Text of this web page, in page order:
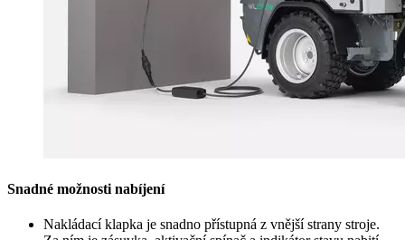
Snadné možnosti nabíjení
Nakládací klapka je snadno přístupná z vnější strany stroje.